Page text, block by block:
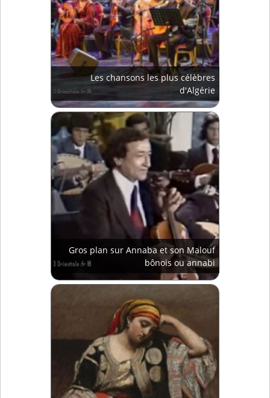
Les chansons les plus célèbres
d'Algérie
Gros plan sur Annaba et son Malouf
bônois ou annabi